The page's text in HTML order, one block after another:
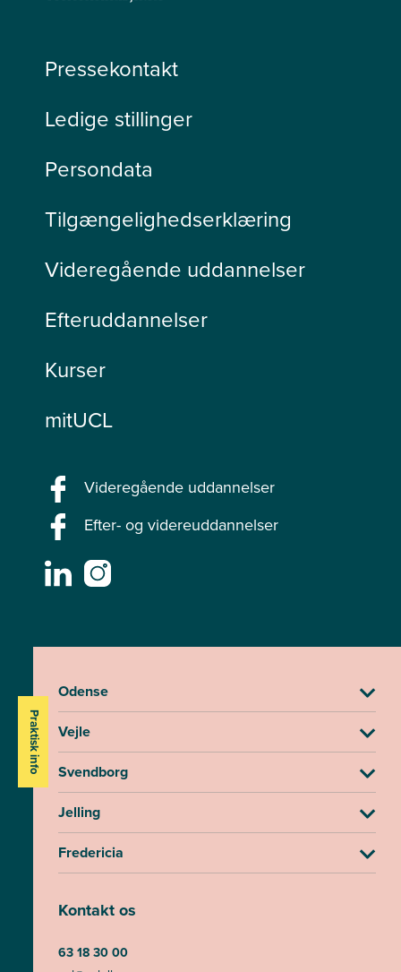
Pressekontakt
Ledige stillinger
Persondata
Tilgængelighedserklæring
Videregående uddannelser
Efteruddannelser
Kurser
mitUCL
Videregående uddannelser
Efter- og videreuddannelser
Praktisk info
Odense
Vejle
Svendborg
Jelling
Fredericia
Kontakt os
63 18 30 00